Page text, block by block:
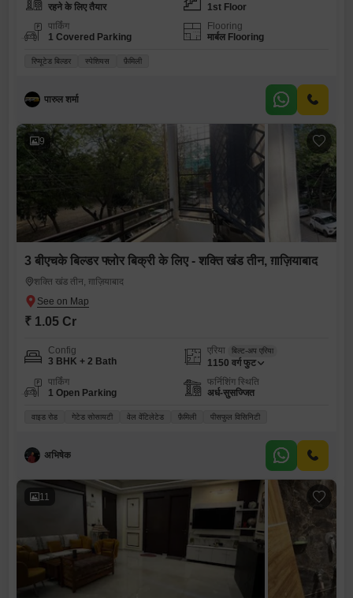
रहने के लिए तैयार
1st Floor
पार्किंग
1 Covered Parking
Flooring
मार्बल Flooring
रिप्यूटेड बिल्डर स्पेशियस फ़ैमिली
पारुल शर्मा
9
3 बीएचके बिल्डर फ्लोर बिक्री के लिए - शक्ति खंड तीन, ग़ाज़ियाबाद
शक्ति खंड तीन, ग़ाज़ियाबाद
₹ 1.05 Cr
Config
3 BHK + 2 Bath
एरिया बिल्ट-अप एरिया
1150 वर्ग फुट
पार्किंग
1 Open Parking
फर्निशिंग स्थिति
अर्ध-सुसज्जित
वाइड रोड गेटेड सोसायटी वेल वेंटिलेटेड फ़ैमिली पीसफुल विसिनिटी
अभिषेक
11